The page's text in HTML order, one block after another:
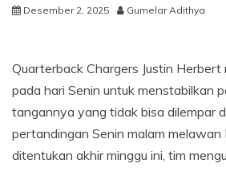
Desember 2, 2025 Gumelar Adithya
Quarterback Chargers Justin Herbert
pada hari Senin untuk menstabilkan
tangannya yang tidak bisa dilempar
pertandingan Senin malam melawan
ditentukan akhir minggu ini, tim